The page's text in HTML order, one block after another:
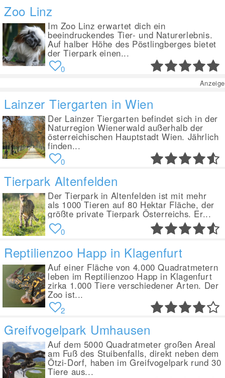
Zoo Linz
Im Zoo Linz erwartet dich ein
beeindruckendes Tier- und Naturerlebnis.
Auf halber Höhe des Pöstlingberges bietet
der Tierpark einen...
0
Anzeige
Lainzer Tiergarten in Wien
Der Lainzer Tiergarten befindet sich in der
Naturregion Wienerwald außerhalb der
österreichischen Hauptstadt Wien. Jährlich
finden...
0
Tierpark Altenfelden
Der Tierpark in Altenfelden ist mit mehr
als 1000 Tieren auf 80 Hektar Fläche, der
größte private Tierpark Österreichs. Er...
0
Reptilienzoo Happ in Klagenfurt
Auf einer Fläche von 4.000 Quadratmetern
leben im Reptilienzoo Happ in Klagenfurt
zirka 1.000 Tiere verschiedener Arten. Der
Zoo ist...
2
Greifvogelpark Umhausen
Auf dem 5000 Quadratmeter großen Areal
am Fuß des Stuibenfalls, direkt neben dem
Ötzi-Dorf, haben im Greifvogelpark rund 30
Tiere aus...